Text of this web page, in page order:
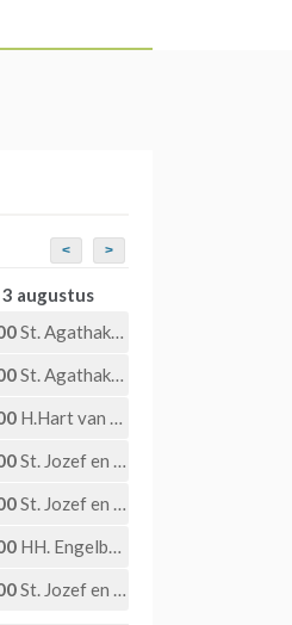
< >
3 augustus
St. Agathakerk – Eucharistieviering – Eucharistische Aanbidding
St. Agathakerk – Eucharistieviering – Eucharistische Aanbidding
H.Hart van Jezuskerk – Eucharistieviering
St. Jozef en St. Martinus – Eucharistieviering
St. Jozef en St. Martinuskerk – Eucharistieviering met Eucharistische aanbidding
HH. Engelbewaarderskerk – Eucharistieviering –
St. Jozef en St. Martinuskerk – Eucharistieviering